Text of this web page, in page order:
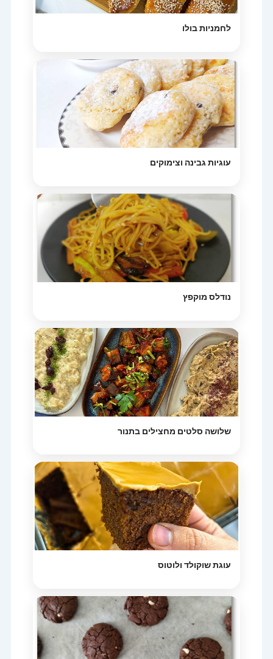
לחמניות בולו
עוגיות גבינה וצימוקים
נודלס מוקפץ
שלושה סלטים מחצילים בתנור
עוגת שוקולד ולוטוס